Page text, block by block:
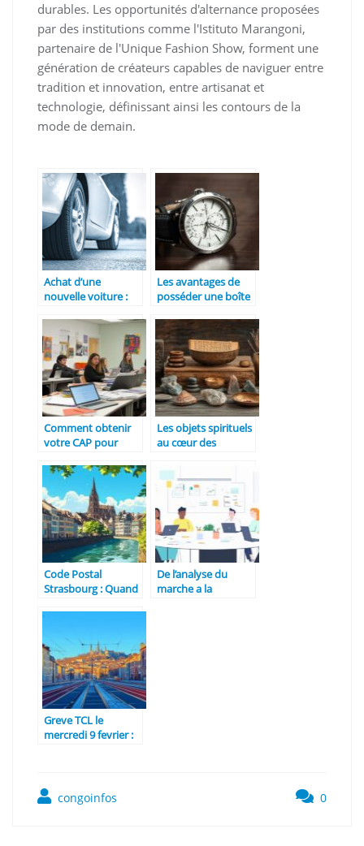
durables. Les opportunités d'alternance proposées
par des institutions comme l'Istituto Marangoni,
partenaire de l'Unique Fashion Show, forment une
génération de créateurs capables de naviguer entre
tradition et innovation, entre artisanat et
technologie, définissant ainsi les contours de la
mode de demain.
Achat d’une
nouvelle voiture :
conditions
d’approbation d’une
demande d’aide à la
banque ?
Les avantages de
posséder une boîte
ranger et protéger
vos montres
Comment obtenir
votre CAP pour
carrière
professionnelle
Les objets spirituels
au cœur des
traditionnelles
congolaises
Code Postal
Strasbourg : Quand
distribution du
courrier
De l’analyse du
marche a la
Greve TCL le
mercredi 9 fevrier :
congoinfos 0